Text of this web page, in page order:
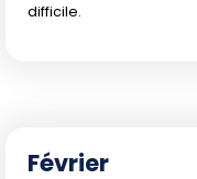
difficile.
Février